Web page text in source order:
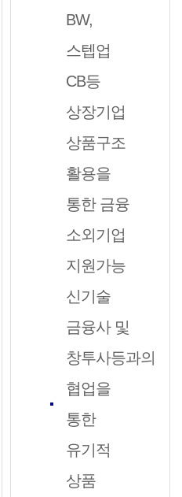
BW,
스텝업
CB등
상장기업
상품구조
활용을
통한 금융
소외기업
지원가능
신기술
금융사 및
창투사등과의
협업을
통한
유기적
상품